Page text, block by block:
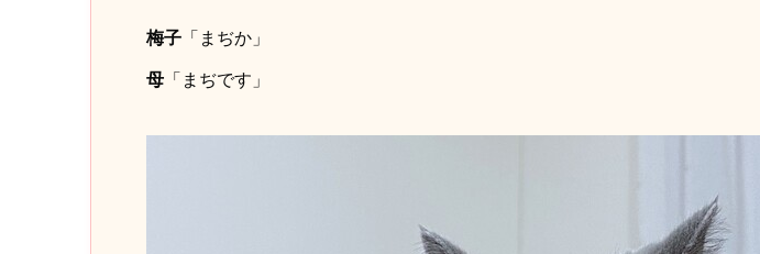
梅子「まぢか」
母「まぢです」